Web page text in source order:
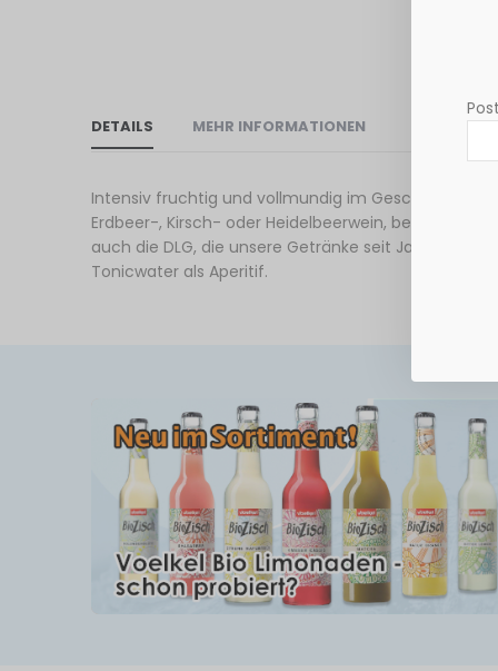
DETAILS
Intensiv fruchtig und vollmundig im Geschmack.
Erdbeer-, Kirsch- oder Heidelbeerwein, bei der
auch die DLG, die unsere Getränke seit
Tonicwater als Aperitif.
MEHR INFORMATIONEN